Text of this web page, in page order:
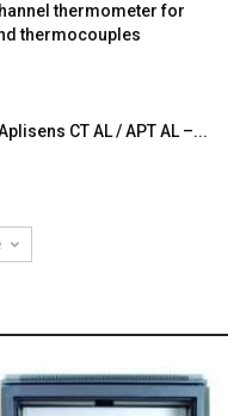
thermometer for
thermocouples
CT AL / APT AL –...